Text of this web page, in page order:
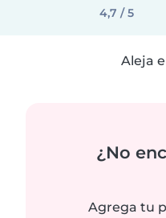
4,7 / 5
Aleja
¿No
Agrega tu